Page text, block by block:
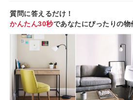
質問に答えるだけ！
かんたん30秒であなたにぴったりの物